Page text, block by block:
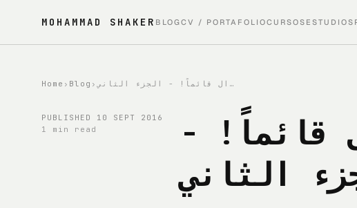
MOHAMMAD SHAKER BLOGCV / PORTAFOLIOCURSOS ESTUDIOS
Home › Blog › اليوم ٠٧: عهد النوكيا ما زال قائماً! - الجزء الثاني
PUBLISHED 10 SEPT 2016
1 min read
قائماً! -
الثاني